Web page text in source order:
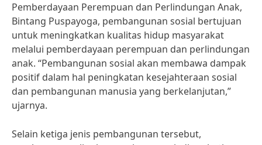
Pemberdayaan Perempuan dan Perlindungan Anak,
Bintang Puspayoga, pembangunan sosial bertujuan
untuk meningkatkan kualitas hidup masyarakat
melalui pemberdayaan perempuan dan perlindungan
anak. “Pembangunan sosial akan membawa dampak
positif dalam hal peningkatan kesejahteraan sosial
dan pembangunan manusia yang berkelanjutan,”
ujarnya.
Selain ketiga jenis pembangunan tersebut,